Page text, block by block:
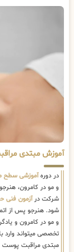
آموزش مبتدی
در دورهآموزشی سطح
و مو در کامرون،
شرکت درآزمون فنی
شود. هنرجو پس از
و مو در کامرون و
تخصصی میتواند وارد
مبتدی مراقبت پوست